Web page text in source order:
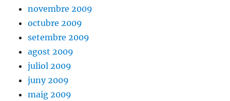
novembre 2009
octubre 2009
setembre 2009
agost 2009
juliol 2009
juny 2009
maig 2009